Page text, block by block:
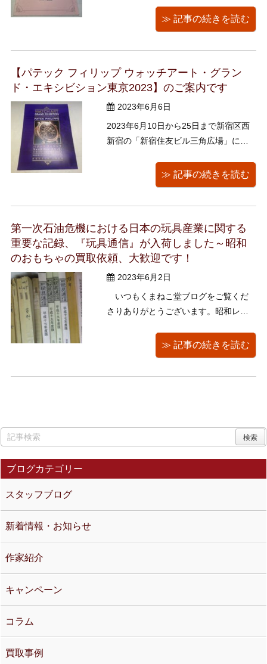
ら『リカちゃんの35年のあゆみ（リカ
ちゃん誕生３５周年記念）』という冊
ては、全ページとても面白かったです
...
≫ 記事の続きを読む
【パテック フィリップ ウォッチアート・グラン
ド・エキシビション東京2023】のご案内です
2023年6月6日
2023年6月10日から25日まで新宿区西
新宿の「新宿住友ビル三角広場」にて
ウォッチアート・グランド・エキシビ
ション東京2023】のご紹介です。 高価
リップの時計が入場無料で ...
≫ 記事の続きを読む
第一次石油危機における日本の玩具産業に関する
重要な記録、『玩具通信』が入荷しました～昭和
のおもちゃの買取依頼、大歓迎です！
2023年6月2日
いつもくまねこ堂ブログをご覧くだ
さりありがとうございます。昭和レト
す！ 今回の投稿では、ひょっとして
重要な歴史の史料かもしれない、ある
≫ 記事の続きを読む
ブログカテゴリー
スタッフブログ
新着情報・お知らせ
作家紹介
キャンペーン
コラム
買取事例